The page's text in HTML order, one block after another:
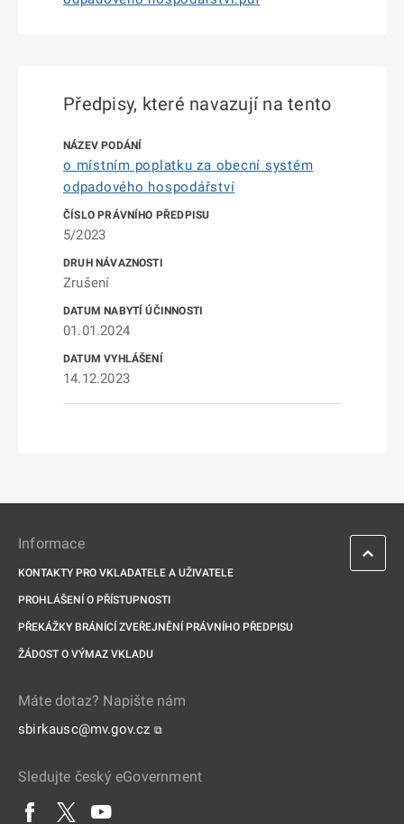
Předpisy, které navazují na tento
o místním poplatku za obecní systém
odpadového hospodářství
5/2023
Zrušení
01.01.2024
14.12.2023
Informace
KONTAKTY PRO VKLADATELE A UŽIVATELE
PROHLÁŠENÍ O PŘÍSTUPNOSTI
PŘEKÁŽKY BRÁNÍCÍ ZVEŘEJNĚNÍ PRÁVNÍHO PŘEDPISU
ŽÁDOST O VÝMAZ VKLADU
Máte dotaz? Napište nám
sbirkausc@mv.gov.cz ⧉
Sledujte český eGovernment